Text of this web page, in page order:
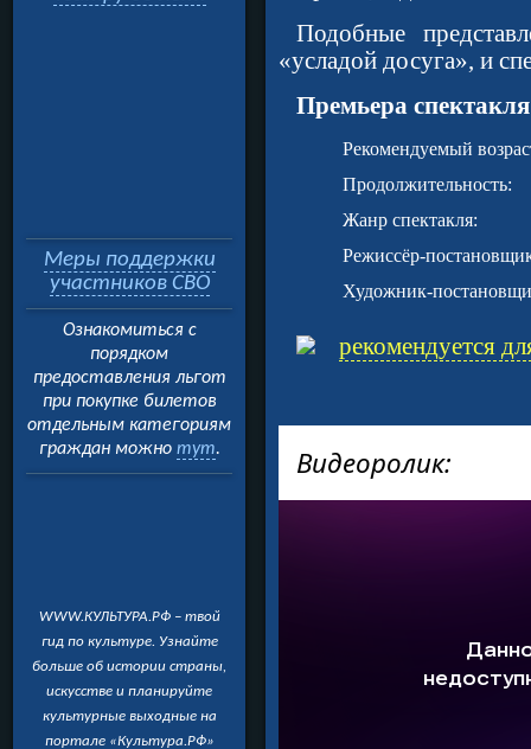
Меры поддержки
участников СВО
Ознакомиться с
порядком
предоставления льгот
при покупке билетов
отдельным категориям
граждан можно тут.
WWW.КУЛЬТУРА.РФ – твой
гид по культуре. Узнайте
больше об истории страны,
искусстве и планируйте
культурные выходные на
портале «Культура.РФ»
Подобные
«усладой досуга», и
Премьера
Рекомендуемый
Продолжительность:
Жанр спектакля:
Режиссёр-
Художник-
рекомендуется
Видеоролик: